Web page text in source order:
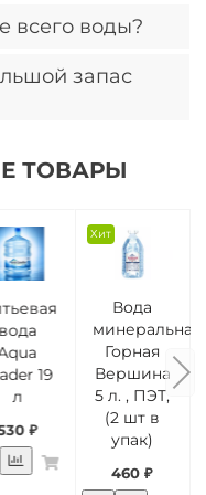
всего воды?
в Антарктиде
запас
ТОВАРЫ
вода
19
л
₽
Хит
Вода
минеральная
Горная
Вершина
5 л. , ПЭТ,
(2 шт в
упак)
460 ₽